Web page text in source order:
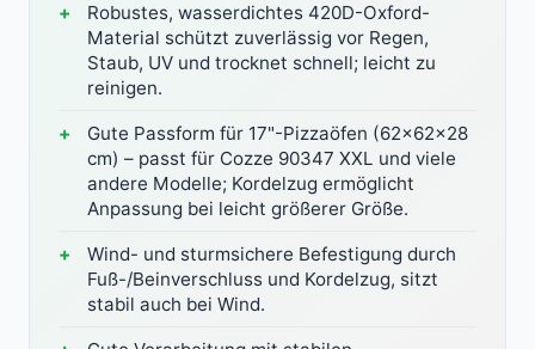
Robustes, wasserdichtes 420D-Oxford-
Material schützt zuverlässig vor Regen,
Staub, UV und trocknet schnell; leicht zu
reinigen.
Gute Passform für 17"-Pizzaöfen (62x62x28
cm) – passt für Cozze 90347 XXL und viele
andere Modelle; Kordelzug ermöglicht
Anpassung bei leicht größerer Größe.
Wind- und sturmsichere Befestigung durch
Fuß-/Beinverschluss und Kordelzug, sitzt
stabil auch bei Wind.